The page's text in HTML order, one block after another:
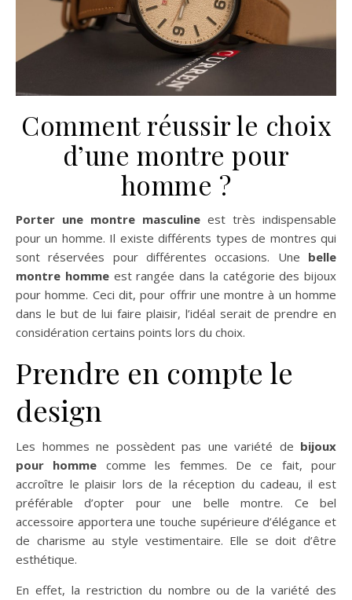
Comment réussir le choix
d’une montre pour
homme ?
Porter une montre masculine est très indispensable
pour un homme. Il existe différents types de montres qui
sont réservées pour différentes occasions. Une belle
montre hommeest rangée dans la catégorie des bijoux
pour homme. Ceci dit, pour offrir une montre à un homme
dans le but de lui faire plaisir, l’idéal serait de prendre en
considération certains points lors du choix.
Prendre en compte le
design
Les hommes ne possèdent pas une variété de bijoux
pour homme comme les femmes. De ce fait, pour
accroître le plaisir lors de la réception du cadeau, il est
préférable d’opter pour une belle montre. Ce bel
accessoire apportera une touche supérieure d’élégance et
de charisme au style vestimentaire. Elle se doit d’être
esthétique.
En effet, la restriction du nombre ou de la variété des